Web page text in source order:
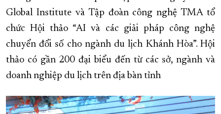
KỶ NIỆM 370 NĂM XÂY DỰNG VÀ PHÁT TRIỂN TỈNH KHÁNH HÒA
KHOẢNH KHẮC ĐẸP XỨ TRẦM
XÂY DỰNG KHÁNH HÒA TRỞ THÀNH THÀNH PHỐ TRỰC THUỘC
ĐẠI HỘI ĐẢNG CÁC CẤP TRANG CHỦ VỀ BÁO KHÁNH HÒA
Global Institute và Tập đoàn công nghệ TMA tổ
chức Hội thảo “AI và các giải pháp công nghệ
chuyển đổi số cho ngành du lịch Khánh Hòa”. Hội
thảo có gần 200 đại biểu đến từ các sở, ngành và
doanh nghiệp du lịch trên địa bàn tỉnh